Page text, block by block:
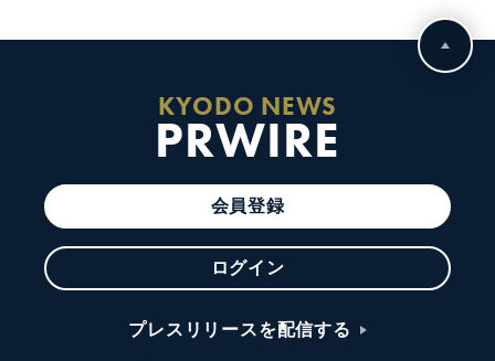
KYODO NEWS
PRWIRE
会員登録
ログイン
プレスリリースを配信する